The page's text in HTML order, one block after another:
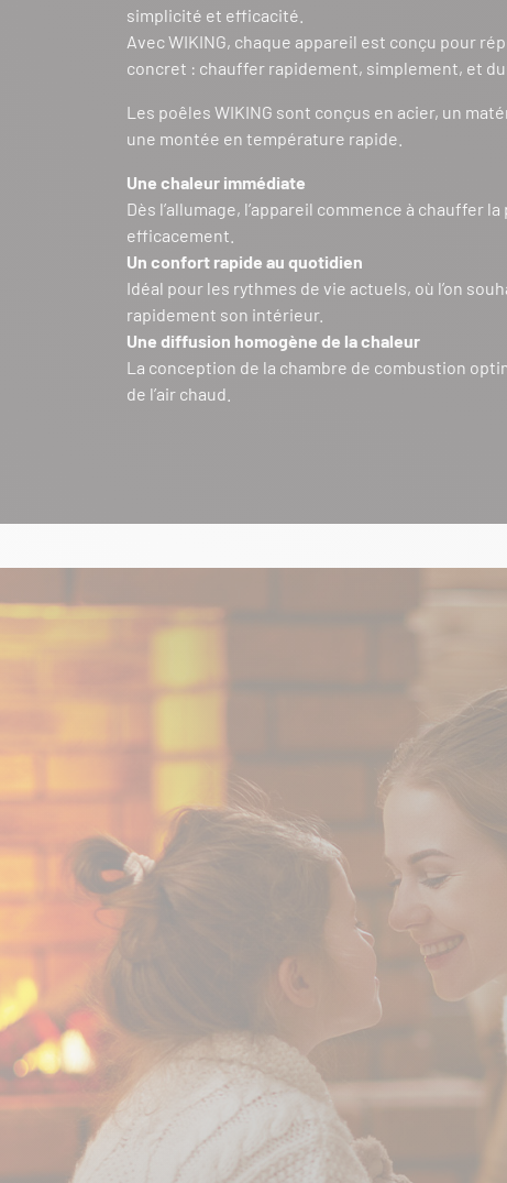
simplicité et efficacité.
Avec WIKING, chaque appareil est conçu pour
concret : chauffer rapidement, simplement, et
Les poêles WIKING sont conçus en acier, un
une montée en température rapide.
Une chaleur immédiate
Dès l’allumage, l’appareil commence à chauffer la
efficacement.
Un confort rapide au quotidien
Idéal pour les rythmes de vie actuels, où l’on
rapidement son intérieur.
Une diffusion homogène de la chaleur
La conception de la chambre de combustion
de l’air chaud.